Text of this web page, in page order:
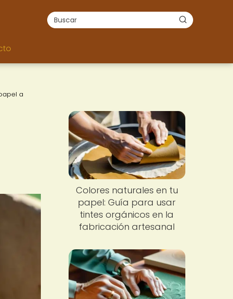
a
Colores naturales en tu
papel: Guía para usar
tintes orgánicos en la
fabricación artesanal